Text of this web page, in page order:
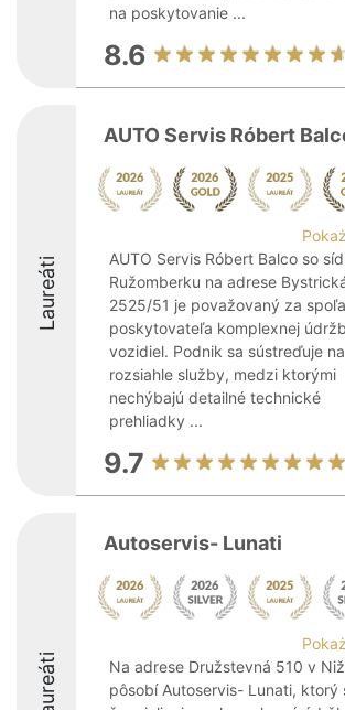
na poskytovanie ...
8.6
Laureáti
AUTO Servis Róbert
AUTO Servis Róbert Balco so
Ružomberku na adrese
2525/51 je považovaný za
poskytovateľa komplexnej
vozidiel. Podnik sa sústreďuje na
rozsiahle služby, medzi ktorými
nechýbajú detailné technické
prehliadky ...
9.7
Laureáti
Autoservis- Lunati
Na adrese Družstevná 510 v
pôsobí Autoservis- Lunati, ktorý